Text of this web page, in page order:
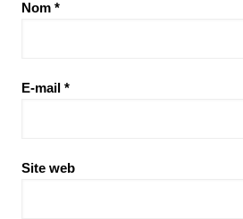
Nom *
E-mail *
Site web